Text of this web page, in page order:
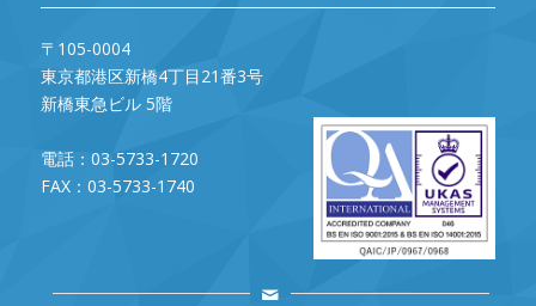
〒105-0004
東京都港区新橋4丁目21番3号
新橋東急ビル 5階
電話：03-5733-1720
FAX：03-5733-1740